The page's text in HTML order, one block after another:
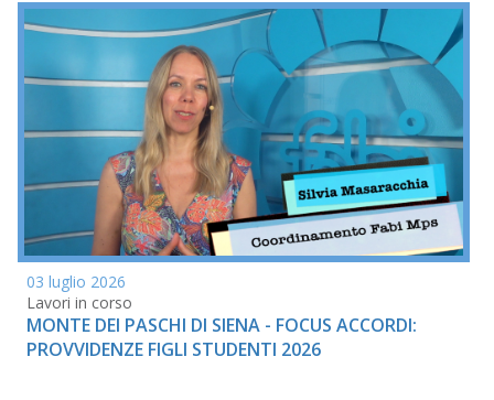
03 luglio 2026
Lavori in corso
MONTE DEI PASCHI DI SIENA - FOCUS ACCORDI:
PROVVIDENZE FIGLI STUDENTI 2026